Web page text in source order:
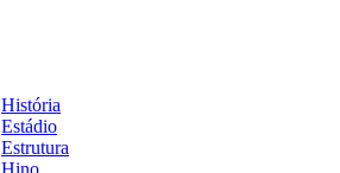
História
Estádio
Estrutura
Hino